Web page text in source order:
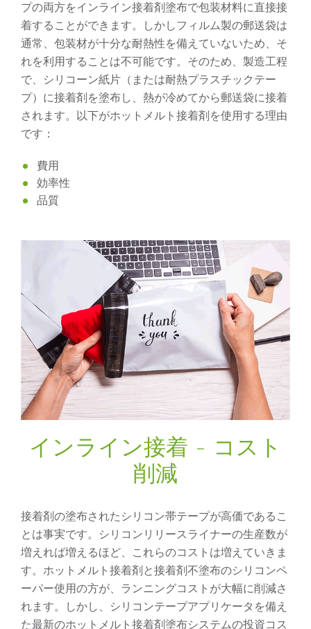
プの両方をインライン接着剤塗布で包装材料に直接接
着することができます。しかしフィルム製の郵送袋は
通常、包装材が十分な耐熱性を備えていないため、そ
れを利用することは不可能です。そのため、製造工程
で、シリコーン紙片（または耐熱プラスチックテー
プ）に接着剤を塗布し、熱が冷めてから郵送袋に接着
されます。以下がホットメルト接着剤を使用する理由
です：
費用
効率性
品質
インライン接着 - コスト
削減
接着剤の塗布されたシリコン帯テープが高価であるこ
とは事実です。シリコンリリースライナーの生産数が
増えれば増えるほど、これらのコストは増えていきま
す。ホットメルト接着剤と接着剤不塗布のシリコンペ
ーパー使用の方が、ランニングコストが大幅に削減さ
れます。しかし、シリコンテープアプリケータを備え
た最新のホットメルト接着剤塗布システムの投資コス